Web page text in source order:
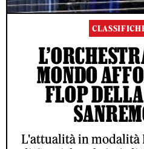
MONDO
FLOP
L'attualità in modalità